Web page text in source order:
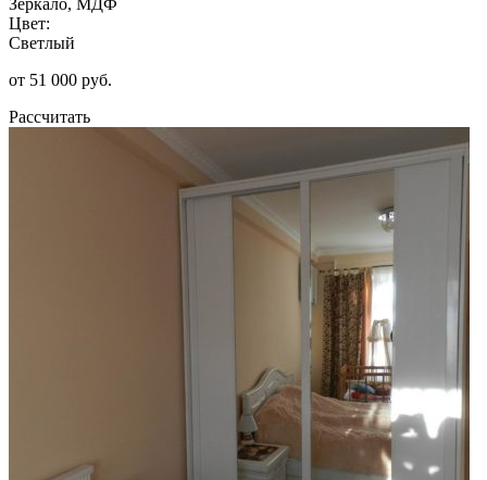
Цвет:
Светлый
от 51 000 руб.
Рассчитать